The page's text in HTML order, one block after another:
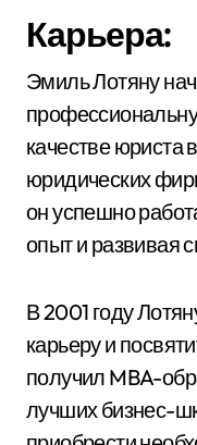
Карьера:
Эмиль Лотяну
качестве юриста
юридических
он успешно
опыт и развивая
В 2001 году
карьеру и
получил MBA-
лучших бизнес-